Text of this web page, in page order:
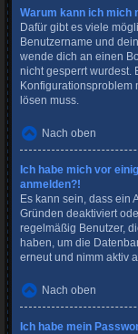
Warum kann ich mich
Dafür gibt es viele
Benutzername und
wende dich an einen
nicht gesperrt wurdest.
Konfigurationsproblem
lösen muss.
Nach oben
Ich habe mich vor
anmelden?!
Es kann sein, dass ein
Gründen deaktiviert
regelmäßig Benutzer,
haben, um die
erneut und nimm aktiv
Nach oben
Ich habe mein